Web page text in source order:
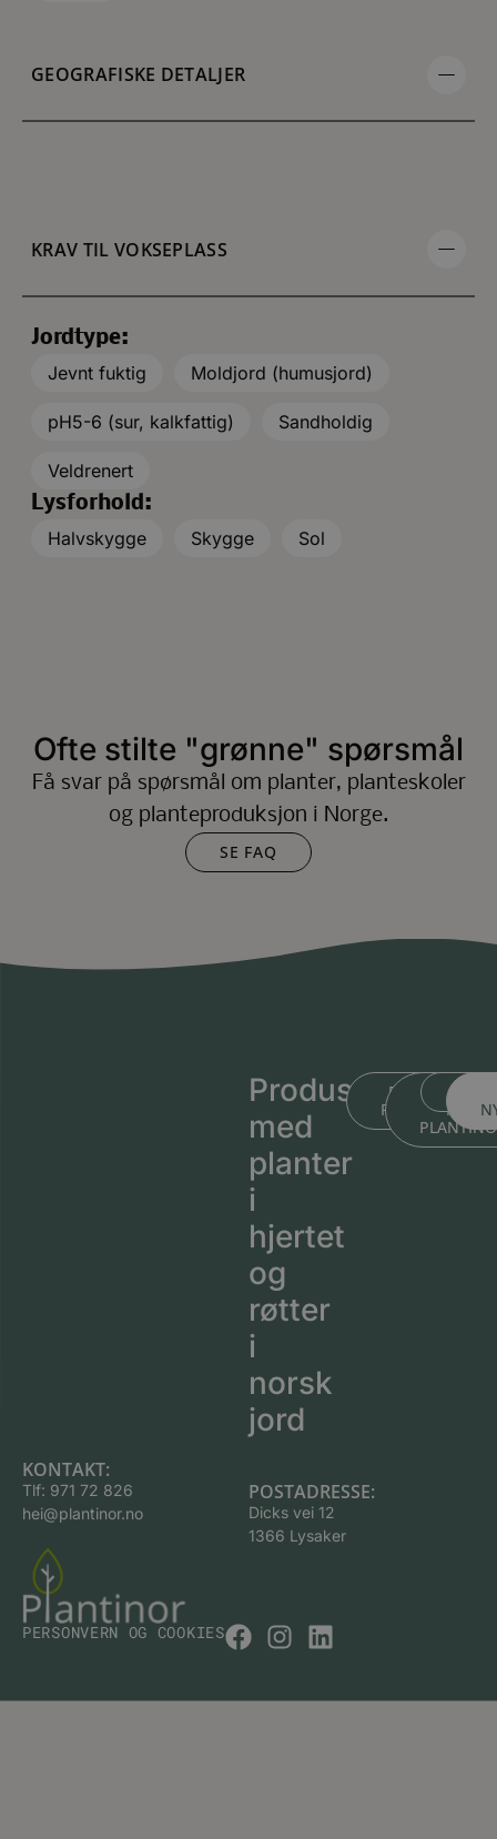
GEOGRAFISKE DETALJER
KRAV TIL VOKSEPLASS
Jordtype:
Jevnt fuktig
Moldjord (humusjord)
pH5-6 (sur, kalkfattig) Sandholdig
Veldrenert
Lysforhold:
Halvskygge
Skygge Sol
Ofte stilte "grønne" spørsmål
Få svar på spørsmål om planter, planteskoler
og planteproduksjon i Norge.
SE FAQ
Produsert
med
planter
i
hjertet
og
røtter
i
norsk
jord
BLI KJENT MED
BLI
MED
KONTAKT:
Tlf: 971 72 826
hei@plantinor.no
POSTADRESSE:
Dicks vei 12
1366 Lysaker
PERSONVERN OG COOKIES